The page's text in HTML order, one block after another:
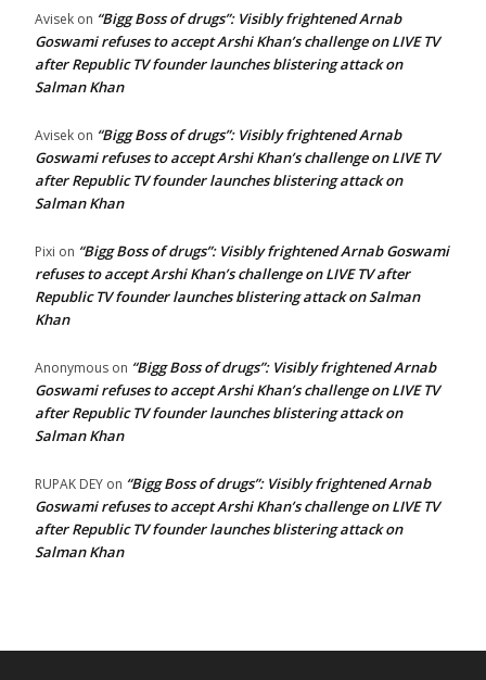
Avisek on “Bigg Boss of drugs”: Visibly frightened Arnab
Goswami refuses to accept Arshi Khan’s challenge on LIVE TV
after Republic TV founder launches blistering attack on
Salman Khan
Avisek on “Bigg Boss of drugs”: Visibly frightened Arnab
Goswami refuses to accept Arshi Khan’s challenge on LIVE TV
after Republic TV founder launches blistering attack on
Salman Khan
Pixi on “Bigg Boss of drugs”: Visibly frightened Arnab Goswami
refuses to accept Arshi Khan’s challenge on LIVE TV after
Republic TV founder launches blistering attack on Salman
Khan
Anonymous on “Bigg Boss of drugs”: Visibly frightened Arnab
Goswami refuses to accept Arshi Khan’s challenge on LIVE TV
after Republic TV founder launches blistering attack on
Salman Khan
RUPAK DEY on “Bigg Boss of drugs”: Visibly frightened Arnab
Goswami refuses to accept Arshi Khan’s challenge on LIVE TV
after Republic TV founder launches blistering attack on
Salman Khan